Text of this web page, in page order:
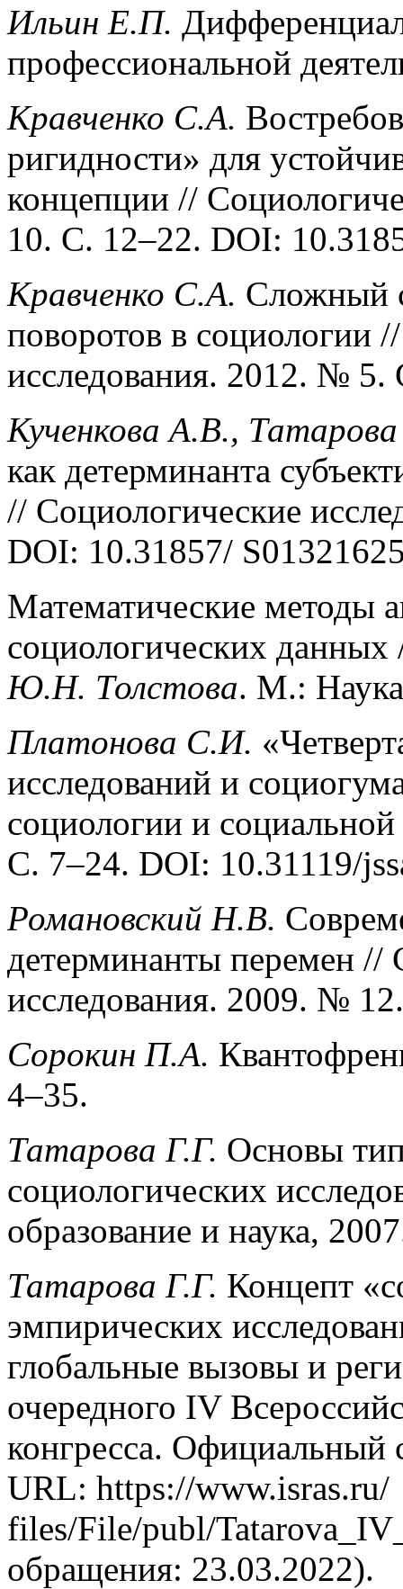
Ильин Е.П.
профессиональной
Кравченко С.А.
ригидности» для
концепции //
10. С. 12–22. DOI:
Кравченко С.А. Сложный
поворотов в социологии
исследования. 2012. № 5.
Кученкова А.В.,
как детерминанта
// Социологические
DOI: 10.31857/
Математические методы
социологических
Ю.Н. Толстова. М.:
Платонова С.И.
исследований и
социологии и
С. 7–24. DOI: 10.31119/
Романовский Н.В.
детерминанты перемен //
исследования. 2009. №
Сорокин П.А.
4–35.
Татарова Г.Г. Основы
социологических
образование и наука,
Татарова Г.Г. Концепт
эмпирических
глобальные вызовы и
очередного IV
конгресса.
URL: https://www.isras.ru/
files/File/publ/
обращения: 23.03.2022).